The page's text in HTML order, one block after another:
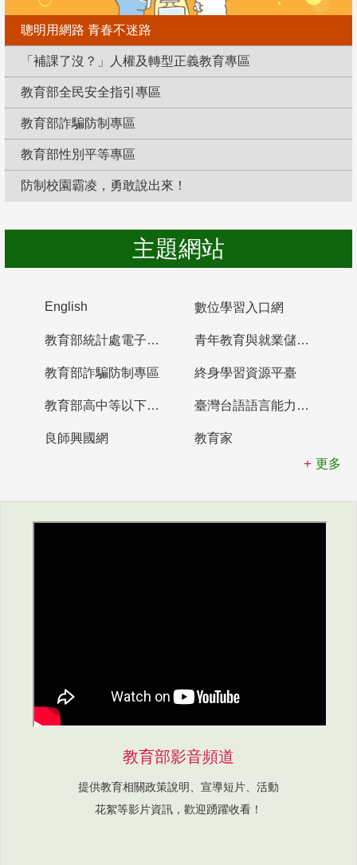
聰明用網路 青春不迷路
「補課了沒？」人權及轉型正義教育專區
教育部全民安全指引專區
教育部詐騙防制專區
教育部性別平等專區
防制校園霸凌，勇敢說出來！
主題網站
English 數位學習入口網
教育部統計處電子書櫃 青年教育與就業儲蓄帳戶
教育部詐騙防制專區 終身學習資源平臺
教育部高中等以下學校及幼兒園教師資格檢定考試 臺灣台語語言能力認證網站
良師興國網
教育家
更多
教育部影音頻道
提供教育相關政策說明、宣導短片、活動
花絮等影片資訊，歡迎踴躍收看！